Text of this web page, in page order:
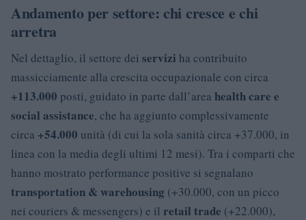
Andamento per settore: chi cresce e chi
arretra
Nel dettaglio, il settore dei servizi ha contribuito
massicciamente alla crescita occupazionale con circa
+113.000 posti, guidato in parte dall’area health care e
social assistance, che ha aggiunto complessivamente
circa +54.000 unità (di cui la sola sanità circa +37.000, in
linea con la media degli ultimi 12 mesi). Tra i comparti che
hanno mostrato performance positive si segnalano
transportation & warehousing (+30.000, con un picco
nei couriers & messengers) e il retail trade (+22.000),